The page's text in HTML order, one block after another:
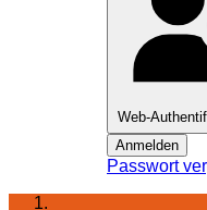
Web-
Anmelden
Passwort